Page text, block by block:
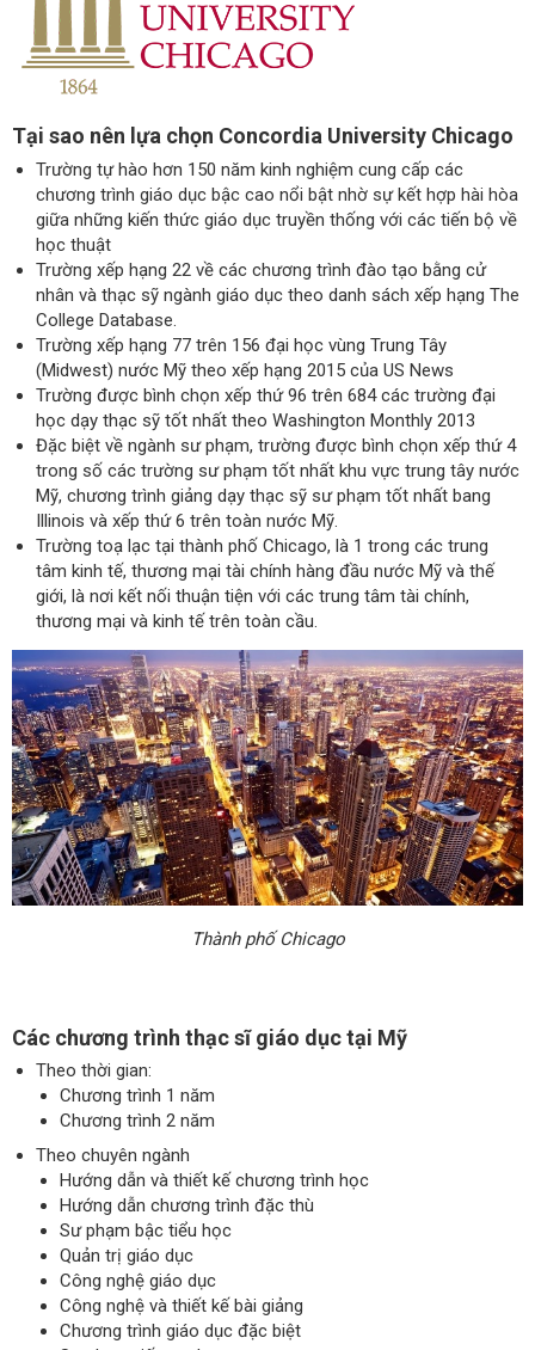
Tại sao nên lựa chọn Concordia University Chicago
Trường tự hào hơn 150 năm kinh nghiệm cung cấp các
chương trình giáo dục bậc cao nổi bật nhờ sự kết hợp hài hòa
giữa những kiến thức giáo dục truyền thống với các tiến bộ về
học thuật
Trường xếp hạng 22 về các chương trình đào tạo bằng cử
nhân và thạc sỹ ngành giáo dục theo danh sách xếp hạng The
College Database.
Trường xếp hạng 77 trên 156 đại học vùng Trung Tây
(Midwest) nước Mỹ theo xếp hạng 2015 của US News
Trường được bình chọn xếp thứ 96 trên 684 các trường đại
học dạy thạc sỹ tốt nhất theo Washington Monthly 2013
Đặc biệt về ngành sư phạm, trường được bình chọn xếp thứ 4
trong số các trường sư phạm tốt nhất khu vực trung tây nước
Mỹ, chương trình giảng dạy thạc sỹ sư phạm tốt nhất bang
Illinois và xếp thứ 6 trên toàn nước Mỹ.
Trường toạ lạc tại thành phố Chicago, là 1 trong các trung
tâm kinh tế, thương mại tài chính hàng đầu nước Mỹ và thế
giới, là nơi kết nối thuận tiện với các trung tâm tài chính,
thương mại và kinh tế trên toàn cầu.
Thành phố Chicago
Các chương trình thạc sĩ giáo dục tại Mỹ
Theo thời gian:
Chương trình 1 năm
Chương trình 2 năm
Theo chuyên ngành
Hướng dẫn và thiết kế chương trình học
Hướng dẫn chương trình đặc thù
Sư phạm bậc tiểu học
Quản trị giáo dục
Công nghệ giáo dục
Công nghệ và thiết kế bài giảng
Chương trình giáo dục đặc biệt